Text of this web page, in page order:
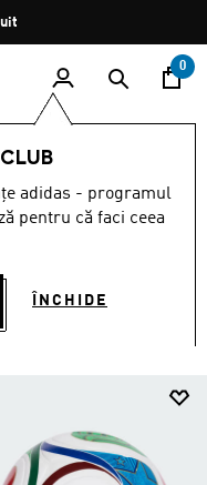
0
adidas - programul
pentru că faci ceea
ÎNCHIDE
(410)